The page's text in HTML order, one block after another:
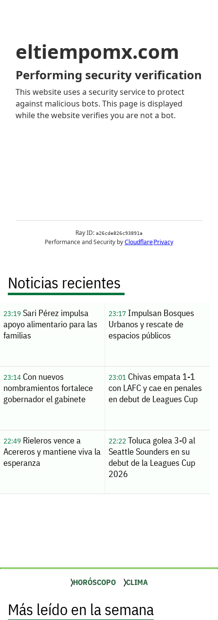
Noticias recientes
23:19Sari Pérez impulsa
apoyo alimentario para las
familias
23:17Impulsan Bosques
Urbanos y rescate de
espacios públicos
23:14Con nuevos
nombramientos fortalece
gobernador el gabinete
23:01Chivas empata 1-1
con LAFC y cae en penales
en debut de Leagues Cup
22:49Rieleros vence a
Acereros y mantiene viva la
esperanza
22:22Toluca golea 3-0 al
Seattle Sounders en su
debut de la Leagues Cup
2026
HORÓSCOPO CLIMA
Más leído en la semana